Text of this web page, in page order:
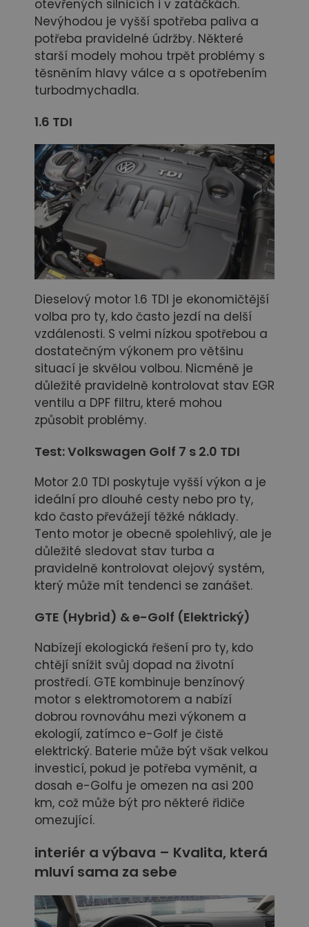
otevřených silnicích i v zatáčkách.
Nevýhodou je vyšší spotřeba paliva a
potřeba pravidelné údržby. Některé
starší modely mohou trpět problémy s
těsněním hlavy válce a s opotřebením
turbodmychadla.
1.6 TDI
Dieselový motor 1.6 TDI je ekonomičtější
volba pro ty, kdo často jezdí na delší
vzdálenosti. S velmi nízkou spotřebou a
dostatečným výkonem pro většinu
situací je skvělou volbou. Nicméně je
důležité pravidelně kontrolovat stav EGR
ventilu a DPF filtru, které mohou
způsobit problémy.
Test: Volkswagen Golf 7 s 2.0 TDI
Motor 2.0 TDI poskytuje vyšší výkon a je
ideální pro dlouhé cesty nebo pro ty,
kdo často převážejí těžké náklady.
Tento motor je obecně spolehlivý, ale je
důležité sledovat stav turba a
pravidelně kontrolovat olejový systém,
který může mít tendenci se zanášet.
GTE (Hybrid) & e-Golf (Elektrický)
Nabízejí ekologická řešení pro ty, kdo
chtějí snížit svůj dopad na životní
prostředí. GTE kombinuje benzínový
motor s elektromotorem a nabízí
dobrou rovnováhu mezi výkonem a
ekologií, zatímco e-Golf je čistě
elektrický. Baterie může být však velkou
investicí, pokud je potřeba vyměnit, a
dosah e-Golfu je omezen na asi 200
km, což může být pro některé řidiče
omezující.
interiér a výbava – Kvalita, která
mluví sama za sebe